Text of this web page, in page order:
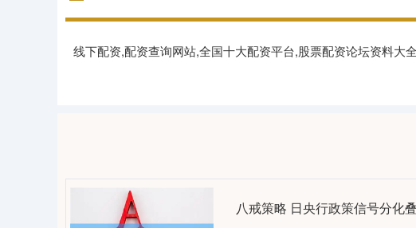
线下配资,配资查询网站,全国十大配资平台,股票配资论坛资料大
八戒策略 日央行政策信号分化